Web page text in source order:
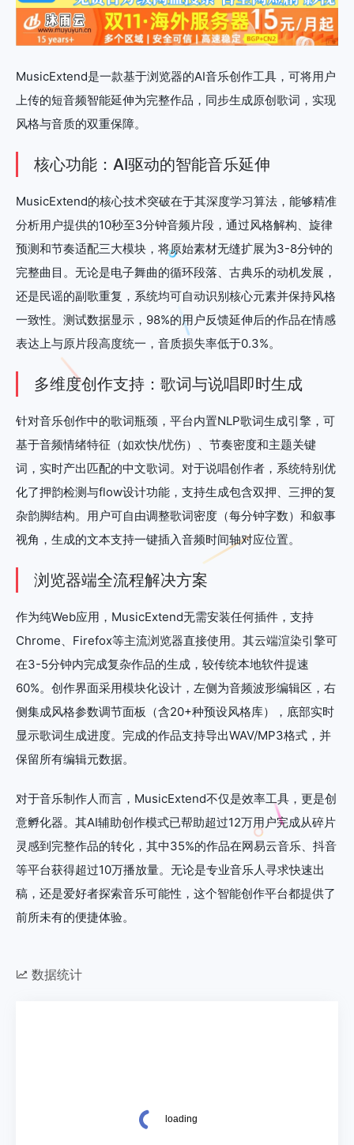
MusicExtend是一款基于浏览器的AI音乐创作工具，可将用户
上传的短音频智能延伸为完整作品，同步生成原创歌词，实现
风格与音质的双重保障。
核心功能：AI驱动的智能音乐延伸
MusicExtend的核心技术突破在于其深度学习算法，能够精准
分析用户提供的10秒至3分钟音频片段，通过风格解构、旋律
预测和节奏适配三大模块，将原始素材无缝扩展为3-8分钟的
完整曲目。无论是电子舞曲的循环段落、古典乐的动机发展，
还是民谣的副歌重复，系统均可自动识别核心元素并保持风格
一致性。测试数据显示，98%的用户反馈延伸后的作品在情感
表达上与原片段高度统一，音质损失率低于0.3%。
多维度创作支持：歌词与说唱即时生成
针对音乐创作中的歌词瓶颈，平台内置NLP歌词生成引擎，可
基于音频情绪特征（如欢快/忧伤）、节奏密度和主题关键
词，实时产出匹配的中文歌词。对于说唱创作者，系统特别优
化了押韵检测与flow设计功能，支持生成包含双押、三押的复
杂韵脚结构。用户可自由调整歌词密度（每分钟字数）和叙事
视角，生成的文本支持一键插入音频时间轴对应位置。
浏览器端全流程解决方案
作为纯Web应用，MusicExtend无需安装任何插件，支持
Chrome、Firefox等主流浏览器直接使用。其云端渲染引擎可
在3-5分钟内完成复杂作品的生成，较传统本地软件提速
60%。创作界面采用模块化设计，左侧为音频波形编辑区，右
侧集成风格参数调节面板（含20+种预设风格库），底部实时
显示歌词生成进度。完成的作品支持导出WAV/MP3格式，并
保留所有编辑元数据。
对于音乐制作人而言，MusicExtend不仅是效率工具，更是创
意孵化器。其AI辅助创作模式已帮助超过12万用户完成从碎片
灵感到完整作品的转化，其中35%的作品在网易云音乐、抖音
等平台获得超过10万播放量。无论是专业音乐人寻求快速出
稿，还是爱好者探索音乐可能性，这个智能创作平台都提供了
前所未有的便捷体验。
数据统计